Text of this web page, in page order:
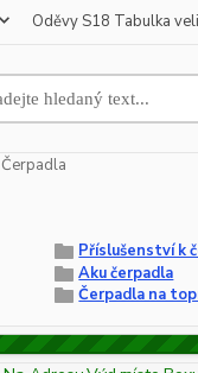
Oděvy S18 Tabulka
Čerpadla
Příslušenství k
Aku čerpadla
Čerpadla na